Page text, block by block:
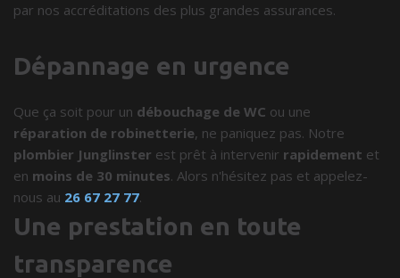
par nos accréditations des plus grandes assurances.
Dépannage en urgence
Que ça soit pour un débouchage de WC ou une
réparation de robinetterie, ne paniquez pas. Notre
plombier Junglinster est prêt à intervenir rapidement et
en moins de 30 minutes. Alors n'hésitez pas et appelez-
nous au 26 67 27 77.
Une prestation en toute
transparence